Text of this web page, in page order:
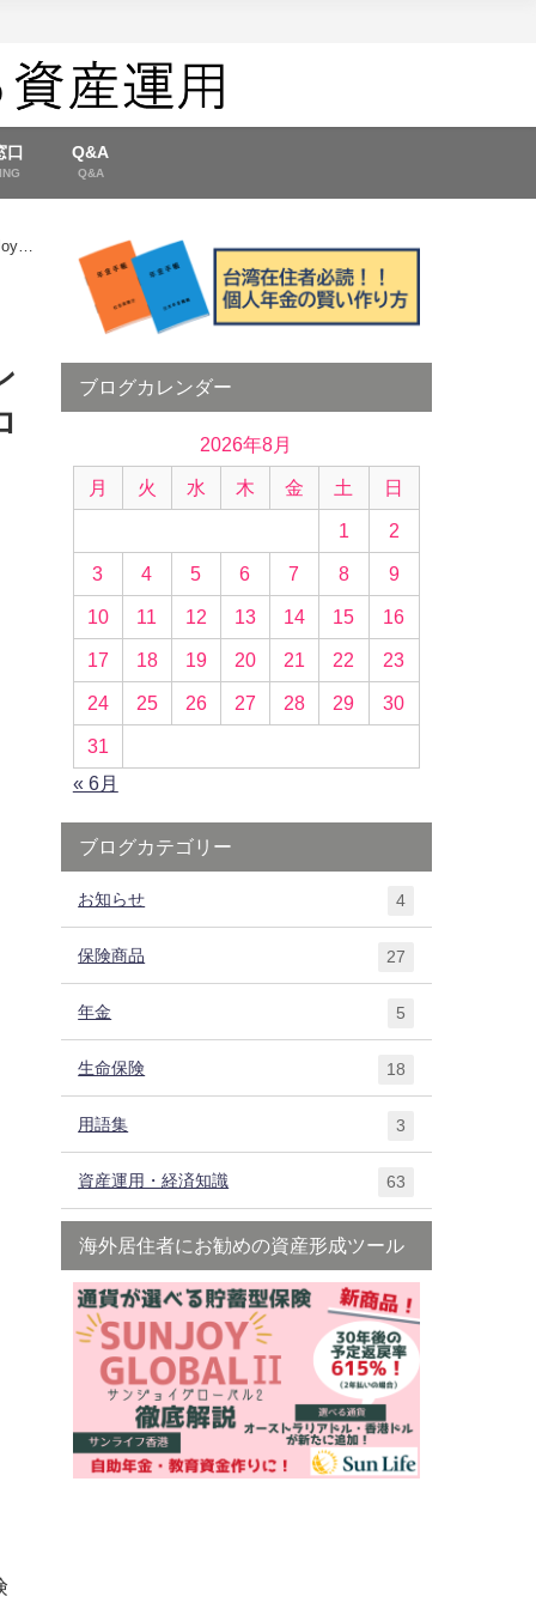
口 Q&A
Q&A
ブログカレンダー
2026年8月
月 火 水 木 金 土 日
1 2
3 4 5 6 7 8 9
10 11 12 13 14 15 16
17 18 19 20 21 22 23
24 25 26 27 28 29 30
31
« 6月
ブログカテゴリー
お知らせ 4
保険商品 27
年金 5
生命保険 18
用語集 3
資産運用・経済知識 63
海外居住者にお勧めの資産形成ツール